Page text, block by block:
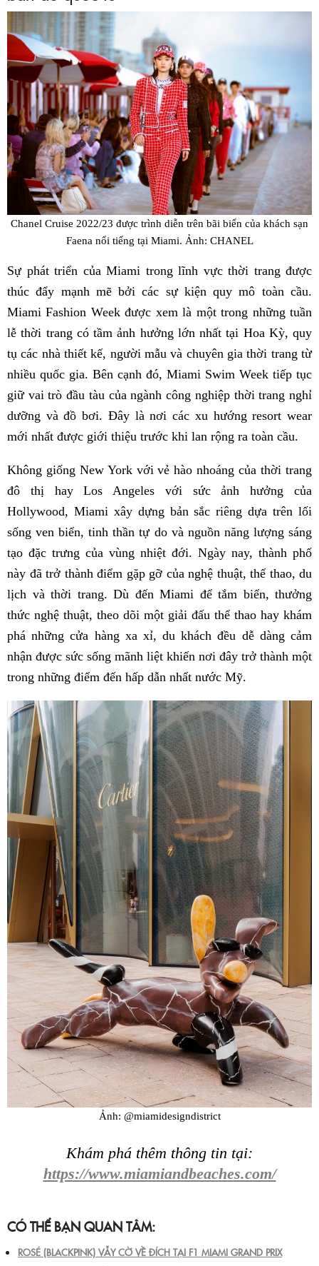
Chanel Cruise 2022/23 được trình diễn trên bãi biển của khách sạn
Faena nổi tiếng tại Miami. Ảnh: CHANEL
Sự phát triển của Miami trong lĩnh vực thời trang được
thúc đẩy mạnh mẽ bởi các sự kiện quy mô toàn cầu.
Miami Fashion Week được xem là một trong những tuần
lễ thời trang có tầm ảnh hưởng lớn nhất tại Hoa Kỳ, quy
tụ các nhà thiết kế, người mẫu và chuyên gia thời trang từ
nhiều quốc gia. Bên cạnh đó, Miami Swim Week tiếp tục
giữ vai trò đầu tàu của ngành công nghiệp thời trang nghỉ
dưỡng và đồ bơi. Đây là nơi các xu hướng resort wear
mới nhất được giới thiệu trước khi lan rộng ra toàn cầu.
Không giống New York với vẻ hào nhoáng của thời trang
đô thị hay Los Angeles với sức ảnh hưởng của
Hollywood, Miami xây dựng bản sắc riêng dựa trên lối
sống ven biển, tinh thần tự do và nguồn năng lượng sáng
tạo đặc trưng của vùng nhiệt đới. Ngày nay, thành phố
này đã trở thành điểm gặp gỡ của nghệ thuật, thể thao, du
lịch và thời trang. Dù đến Miami để tắm biển, thưởng
thức nghệ thuật, theo dõi một giải đấu thể thao hay khám
phá những cửa hàng xa xỉ, du khách đều dễ dàng cảm
nhận được sức sống mãnh liệt khiến nơi đây trở thành một
trong những điểm đến hấp dẫn nhất nước Mỹ.
Ảnh: @miamidesigndistrict
Khám phá thêm thông tin tại:
https://www.miamiandbeaches.com/
CÓ THỂ BẠN QUAN TÂM:
ROSÉ (BLACKPINK) VẪY CỜ VỀ ĐÍCH TẠI F1 MIAMI GRAND PRIX